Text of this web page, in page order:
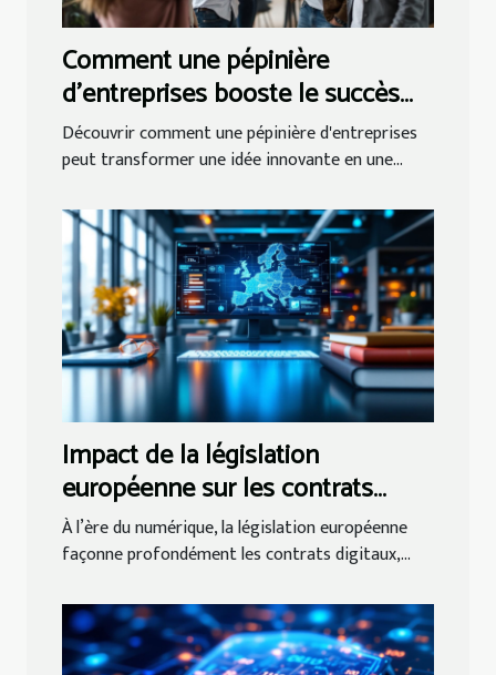
Comment une pépinière
d'entreprises booste le succès
des startups ?
Découvrir comment une pépinière d'entreprises
peut transformer une idée innovante en une...
Impact de la législation
européenne sur les contrats
numériques
À l’ère du numérique, la législation européenne
façonne profondément les contrats digitaux,...